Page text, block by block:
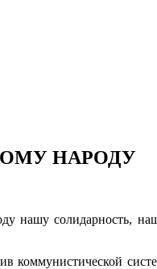
НАРОДУ
нашу солидарность,